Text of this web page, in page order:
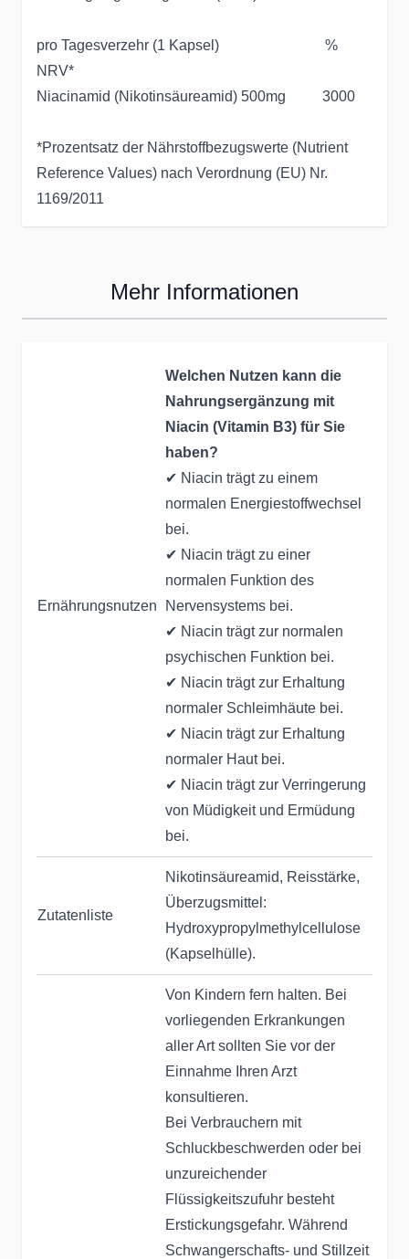
pro Tagesverzehr (1 Kapsel) %
NRV*
Niacinamid (Nikotinsäureamid) 500mg 3000
*Prozentsatz der Nährstoffbezugswerte (Nutrient
Reference Values) nach Verordnung (EU) Nr.
1169/2011
Mehr Informationen
Ernährungsnutzen
Welchen Nutzen kann die
Nahrungsergänzung mit
Niacin (Vitamin B3) für Sie
haben?
✔ Niacin trägt zu einem
normalen Energiestoffwechsel
bei.
✔ Niacin trägt zu einer
normalen Funktion des
Nervensystems bei.
✔ Niacin trägt zur normalen
psychischen Funktion bei.
✔ Niacin trägt zur Erhaltung
normaler Schleimhäute bei.
✔ Niacin trägt zur Erhaltung
normaler Haut bei.
✔ Niacin trägt zur Verringerung
von Müdigkeit und Ermüdung
bei.
Zutatenliste
Nikotinsäureamid, Reisstärke,
Überzugsmittel:
Hydroxypropylmethylcellulose
(Kapselhülle).
Von Kindern fern halten. Bei
vorliegenden Erkrankungen
aller Art sollten Sie vor der
Einnahme Ihren Arzt
konsultieren.
Bei Verbrauchern mit
Schluckbeschwerden oder bei
unzureichender
Flüssigkeitszufuhr besteht
Erstickungsgefahr. Während
Schwangerschafts- und Stillzeit